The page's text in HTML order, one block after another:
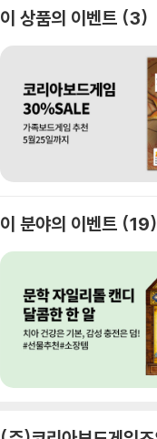
이 상품의 이벤트 3
이 분야의 이벤트 19